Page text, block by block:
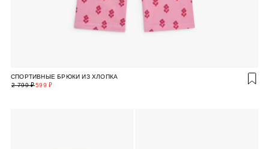
СПОРТИВНЫЕ БРЮКИ ИЗ ХЛОПКА
599 ₽
2 799 ₽